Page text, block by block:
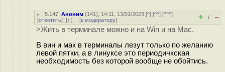
5.147 ,Аноним (141), 14:11, 13/01/2023 [^] [^^] [^^^]
[ответить] [↑] [к модератору] + / –
>Жить в терминале можно и на Win и на Mac.
В вин и мак в терминалы лезут только по желанию
левой пятки, а в линуксе это периодичкская
необходимость без которой вообще не обойтись.